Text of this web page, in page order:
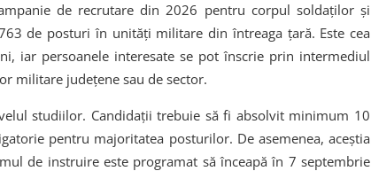
de recrutare din 2026 pentru corpul soldaților și
de posturi în unități militare din întreaga țară. Este cea
iar persoanele interesate se pot înscrie prin intermediul
militare județene sau de sector.
studiilor. Candidații trebuie să fi absolvit minimum 10
pentru majoritatea posturilor. De asemenea, aceștia
de instruire este programat să înceapă în 7 septembrie